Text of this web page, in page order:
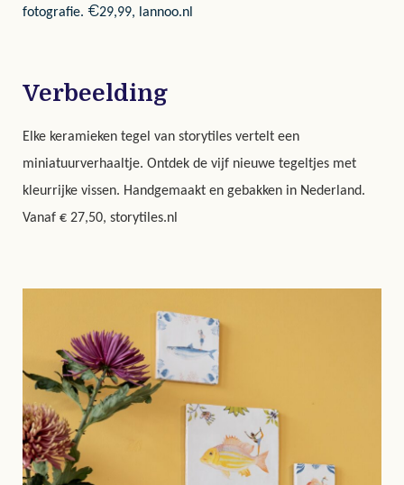
fotografie. €29,99, lannoo.nl
Verbeelding
Elke keramieken tegel van storytiles vertelt een
miniatuurverhaaltje. Ontdek de vijf nieuwe tegeltjes met
kleurrijke vissen. Handgemaakt en gebakken in Nederland.
Vanaf € 27,50, storytiles.nl